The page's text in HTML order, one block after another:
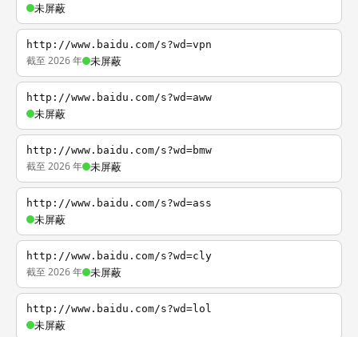
未屏蔽
http://www.baidu.com/s?wd=vpn
截至 2026 年 未屏蔽
http://www.baidu.com/s?wd=aww
未屏蔽
http://www.baidu.com/s?wd=bmw
截至 2026 年 未屏蔽
http://www.baidu.com/s?wd=ass
未屏蔽
http://www.baidu.com/s?wd=cly
截至 2026 年 未屏蔽
http://www.baidu.com/s?wd=lol
未屏蔽